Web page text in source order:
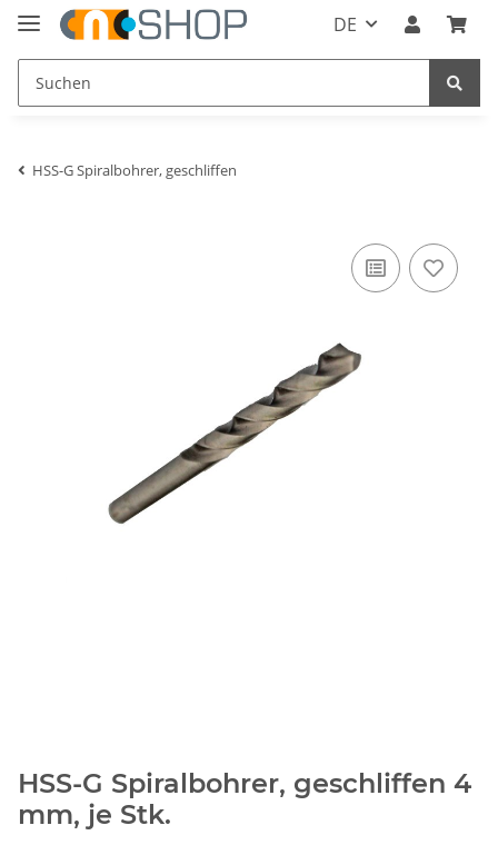
DE
HSS-G Spiralbohrer, geschliffen
HSS-G Spiralbohrer, geschliffen 4
mm, je Stk.